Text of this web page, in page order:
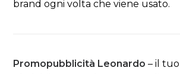
brand ogni volta che viene usato.
Promopubblicità Leonardo – il